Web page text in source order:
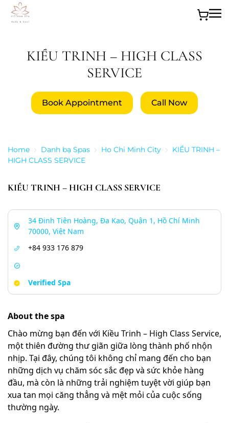
KIỀU TRINH – HIGH CLASS
SERVICE
Book Appointment Call Now
Home Danh bạ Spas Ho Chi Minh City
KIỀU TRINH –
HIGH CLASS SERVICE
KIỀU TRINH – HIGH CLASS SERVICE
34 Đinh Tiên Hoàng, Đa Kao, Quận 1, Hồ Chí Minh
70000, Việt Nam
+84 933 176 879
Verified Spa
About the spa
Chào mừng bạn đến với Kiều Trinh – High Class Service,
một thiên đường thư giãn giữa lòng thành phố nhộn
nhịp. Tại đây, chúng tôi không chỉ mang đến cho bạn
những dịch vụ chăm sóc sắc đẹp và sức khỏe hàng
đầu, mà còn là những trải nghiệm tuyệt vời giúp bạn
xua tan mọi căng thẳng và mệt mỏi của cuộc sống
thường ngày.